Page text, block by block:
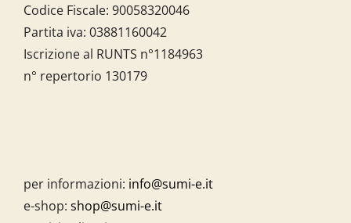
Codice Fiscale: 90058320046
Partita iva: 03881160042
Iscrizione al RUNTS n°1184963
n° repertorio 130179
per informazioni: info@sumi-e.it
e-shop: shop@sumi-e.it